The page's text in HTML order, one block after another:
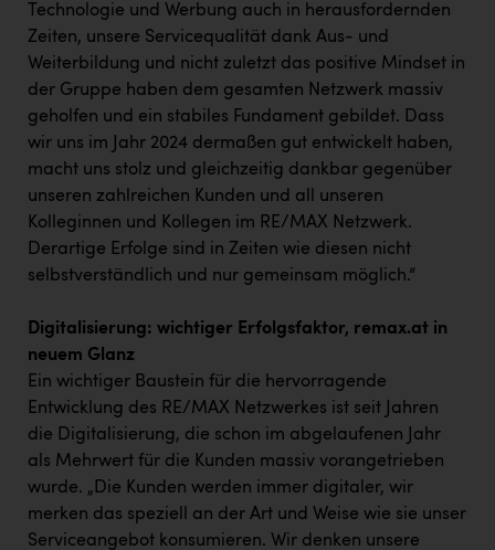
Technologie und Werbung auch in herausfordernden
Zeiten, unsere Servicequalität dank Aus- und
Weiterbildung und nicht zuletzt das positive Mindset in
der Gruppe haben dem gesamten Netzwerk massiv
geholfen und ein stabiles Fundament gebildet. Dass
wir uns im Jahr 2024 dermaßen gut entwickelt haben,
macht uns stolz und gleichzeitig dankbar gegenüber
unseren zahlreichen Kunden und all unseren
Kolleginnen und Kollegen im RE/MAX Netzwerk.
Derartige Erfolge sind in Zeiten wie diesen nicht
selbstverständlich und nur gemeinsam möglich.“
Digitalisierung: wichtiger Erfolgsfaktor, remax.at in
neuem Glanz
Ein wichtiger Baustein für die hervorragende
Entwicklung des RE/MAX Netzwerkes ist seit Jahren
die Digitalisierung, die schon im abgelaufenen Jahr
als Mehrwert für die Kunden massiv vorangetrieben
wurde. „Die Kunden werden immer digitaler, wir
merken das speziell an der Art und Weise wie sie unser
Serviceangebot konsumieren. Wir denken unsere